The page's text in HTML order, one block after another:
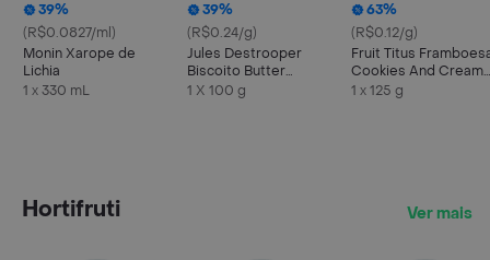
39%
(R$0.0827/ml)
Monin Xarope de
Lichia
1 x 330 mL
39%
(R$0.24/g)
Jules Destrooper
Biscoito Butter
Crumble
1 X 100 g
63%
(R$0.12/g)
Fruit Titus
Cookies And Cream
125g
1 x 125 g
Hortifruti Ver mais